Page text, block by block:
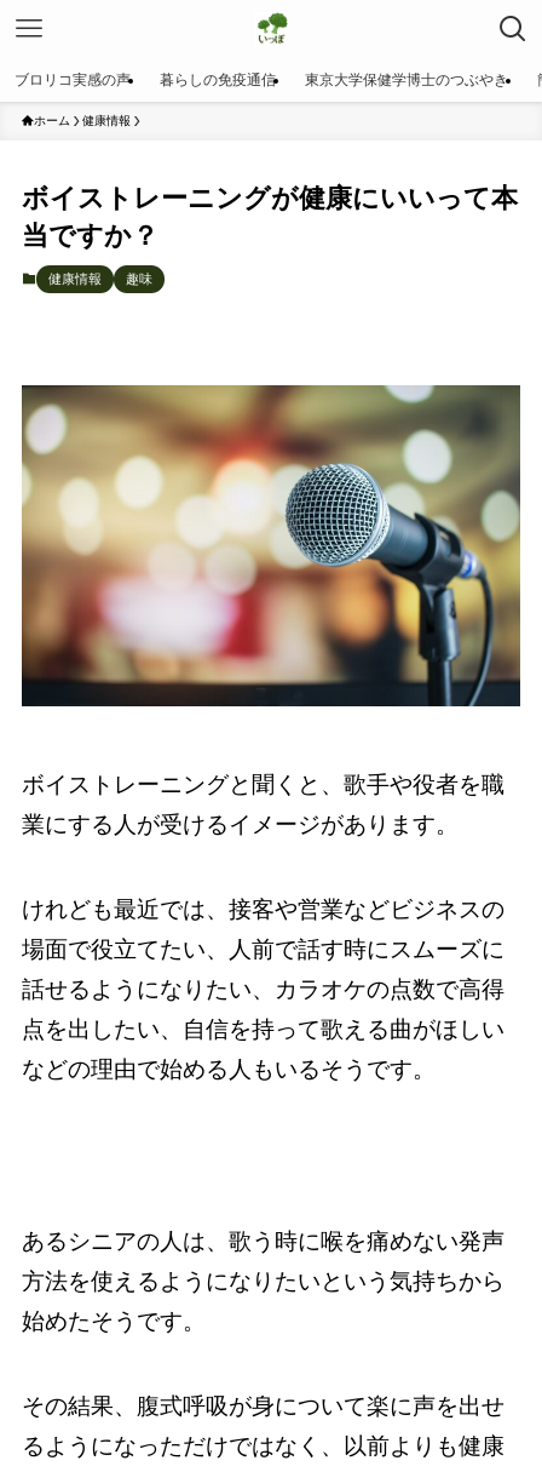
ブロリコ実感の声 暮らしの免疫通信 東京大学保健学博士のつぶやき
ホーム 健康情報
ボイストレーニングが健康にいいって本
当ですか？
健康情報 趣味
ボイストレーニングと聞くと、歌手や役者を職
業にする人が受けるイメージがあります。
けれども最近では、接客や営業などビジネスの
場面で役立てたい、人前で話す時にスムーズに
話せるようになりたい、カラオケの点数で高得
点を出したい、自信を持って歌える曲がほしい
などの理由で始める人もいるそうです。
あるシニアの人は、歌う時に喉を痛めない発声
方法を使えるようになりたいという気持ちから
始めたそうです。
その結果、腹式呼吸が身について楽に声を出せ
るようになっただけではなく、以前よりも健康